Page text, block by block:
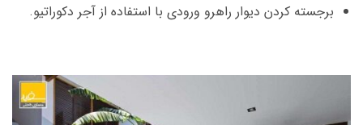
برجسته کردن دیوار راهرو ورودی با استفاده از آجر دکوراتیو.